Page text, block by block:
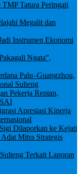
Tatura Peringati
Megalit dan
Instrumen Ekonomi
Ngata”,
Palu–Guangzhou,
Sulteng
Pekerja Rentan,
Apresiasi Kinerja
Dilaporkan ke Kejati
Mitra Strategis
Terkait Laporan